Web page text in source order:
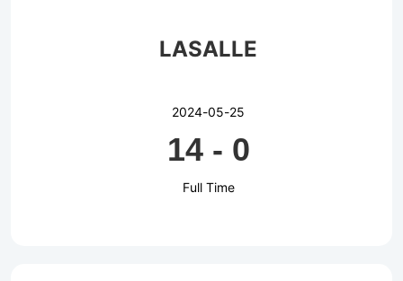
LASALLE
2024-05-25
14- 0
Full Time